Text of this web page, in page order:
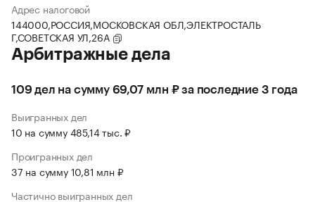
Адрес налоговой
144000,РОССИЯ,МОСКОВСКАЯ ОБЛ,ЭЛЕКТРОСТАЛЬ
Г,СОВЕТСКАЯ УЛ,26А
Арбитражные дела
109 дел на сумму 69,07 млн ₽ за последние 3 года
Выигранных дел
10 на сумму 485,14 тыс. ₽
Проигранных дел
37 на сумму 10,81 млн ₽
Частично выигранных дел